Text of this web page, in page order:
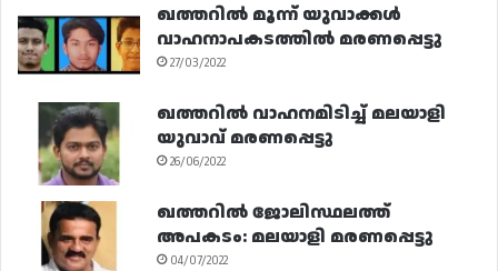
ഖത്തറിൽ മൂന്ന് യുവാക്കൾ
വാഹനാപകടത്തിൽ മരണപ്പെട്ടു
27/03/2022
ഖത്തറിൽ വാഹനമിടിച്ച് മലയാളി
യുവാവ് മരണപ്പെട്ടു
26/06/2022
ഖത്തറിൽ ജോലിസ്ഥലത്ത്
അപകടം: മലയാളി മരണപ്പെട്ടു
04/07/2022